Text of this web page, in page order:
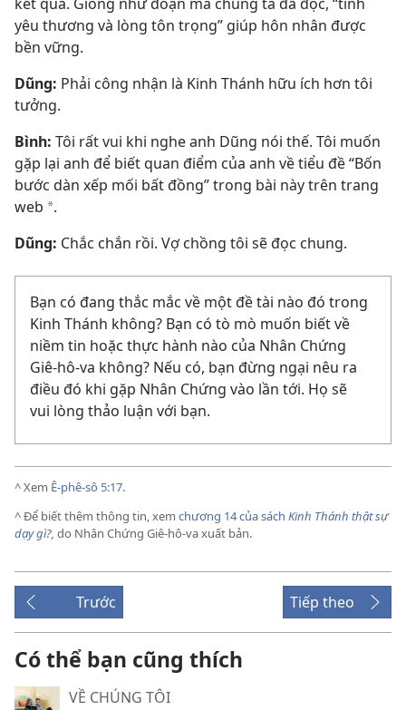
yêu thương và lòng tôn trọng” giúp hôn nhân được
bền vững.
Dũng: Phải công nhận là Kinh Thánh hữu ích hơn tôi
tưởng.
Bình: Tôi rất vui khi nghe anh Dũng nói thế. Tôi muốn
gặp lại anh để biết quan điểm của anh về tiểu đề “Bốn
bước dàn xếp mối bất đồng” trong bài này trên trang
web *.
Dũng: Chắc chắn rồi. Vợ chồng tôi sẽ đọc chung.
Bạn có đang thắc mắc về một đề tài nào đó trong
Kinh Thánh không? Bạn có tò mò muốn biết về
niềm tin hoặc thực hành nào của Nhân Chứng
Giê-hô-va không? Nếu có, bạn đừng ngại nêu ra
điều đó khi gặp Nhân Chứng vào lần tới. Họ sẽ
vui lòng thảo luận với bạn.
^Xem Ê-phê-sô 5:17.
^Để biết thêm thông tin, xem chương 14 của sách Kinh Thánh thật sự
dạy gì?, do Nhân Chứng Giê-hô-va xuất bản.
Trước Tiếp theo
Có thể bạn cũng thích
VỀ CHÚNG TÔI